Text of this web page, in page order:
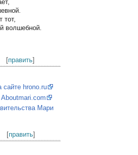
тот,
волшебной.
[править]
сайте hrono.ru
Мари
[править]